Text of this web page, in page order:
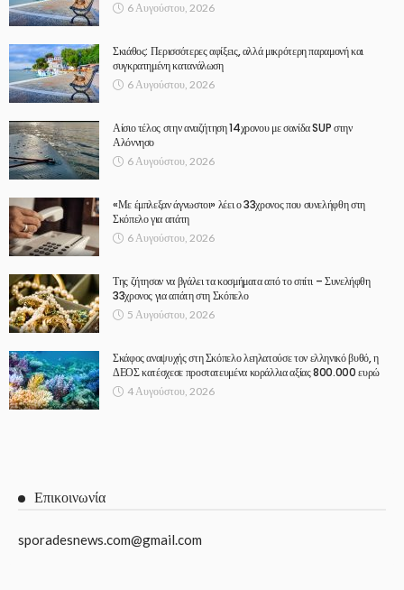
6 Αυγούστου, 2026
Σκιάθος: Περισσότερες αφίξεις, αλλά μικρότερη παραμονή και
συγκρατημένη κατανάλωση
6 Αυγούστου, 2026
Αίσιο τέλος στην αναζήτηση 14χρονου με σανίδα SUP στην
Αλόννησο
6 Αυγούστου, 2026
«Με έμπλεξαν άγνωστοι» λέει ο 33χρονος που συνελήφθη στη
Σκόπελο για απάτη
6 Αυγούστου, 2026
Της ζήτησαν να βγάλει τα κοσμήματα από το σπίτι – Συνελήφθη
33χρονος για απάτη στη Σκόπελο
5 Αυγούστου, 2026
Σκάφος αναψυχής στη Σκόπελο λεηλατούσε τον ελληνικό βυθό, η
ΔΕΟΣ κατέσχεσε προστατευμένα κοράλλια αξίας 800.000 ευρώ
4 Αυγούστου, 2026
Επικοινωνία
sporadesnews.com@gmail.com